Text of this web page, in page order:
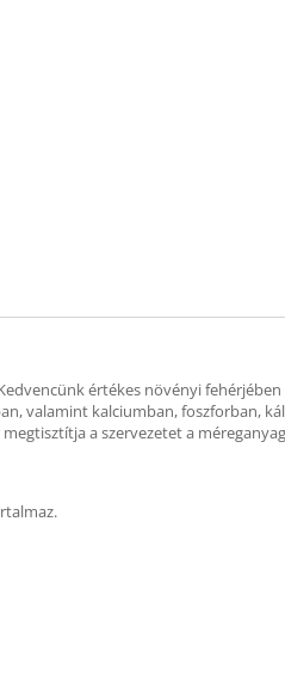
értékes növényi
valamint kalciumban, foszforban,
a szervezetet a